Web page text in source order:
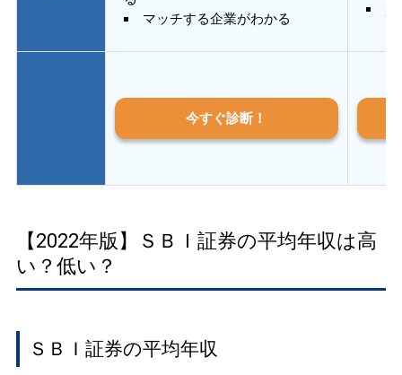
マッチする企業がわかる
質
今すぐ診断！
【2022年版】ＳＢＩ証券の平均年収は高
い？低い？
ＳＢＩ証券の平均年収